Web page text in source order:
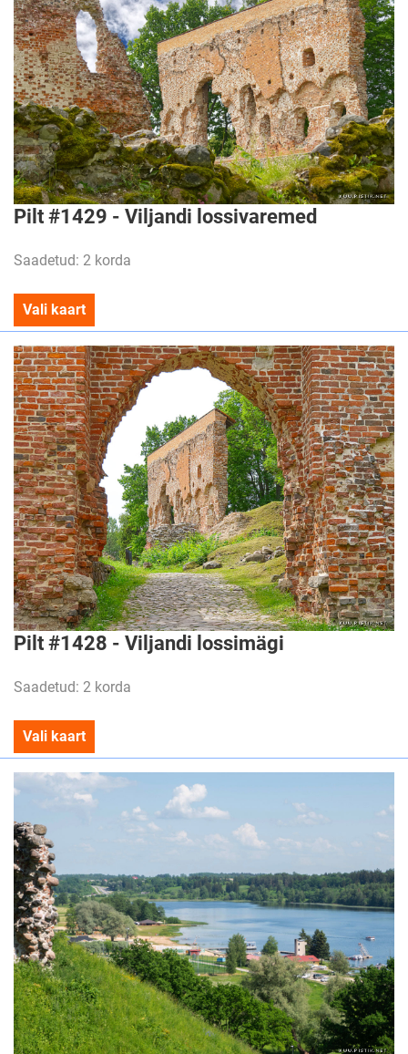
Pilt #1429 - Viljandi lossivaremed
Saadetud: 2 korda
Vali kaart
Pilt #1428 - Viljandi lossimägi
Saadetud: 2 korda
Vali kaart